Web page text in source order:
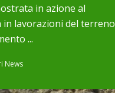
in azione al
lavorazioni del terreno
...
News